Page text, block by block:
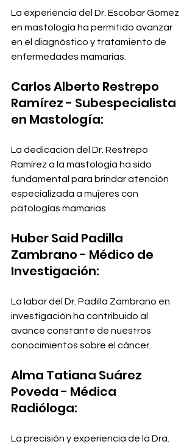
La experiencia del Dr. Escobar Gómez
en mastología ha permitido avanzar
en el diagnóstico y tratamiento de
enfermedades mamarias.
Carlos Alberto Restrepo
Ramírez - Subespecialista
en Mastología:
La dedicación del Dr. Restrepo
Ramírez a la mastología ha sido
fundamental para brindar atención
especializada a mujeres con
patologías mamarias.
Huber Said Padilla
Zambrano - Médico de
Investigación:
La labor del Dr. Padilla Zambrano en
investigación ha contribuido al
avance constante de nuestros
conocimientos sobre el cáncer.
Alma Tatiana Suárez
Poveda - Médica
Radióloga:
La precisión y experiencia de la Dra.